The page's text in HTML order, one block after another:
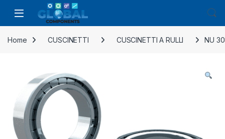
Home CUSCINETTI CUSCINETTI A RULLI NU